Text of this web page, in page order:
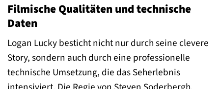
Filmische Qualitäten und technische
Daten
Logan Lucky besticht nicht nur durch seine clevere
Story, sondern auch durch eine professionelle
technische Umsetzung, die das Seherlebnis